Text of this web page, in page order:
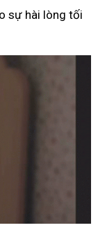
sự hài lòng tối